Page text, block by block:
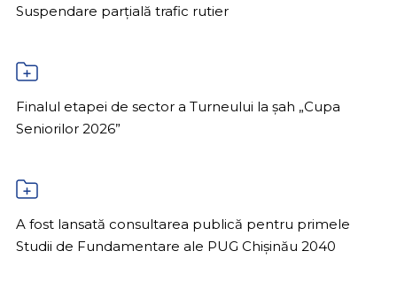
Suspendare parțială trafic rutier
Finalul etapei de sector a Turneului la șah „Cupa
Seniorilor 2026”
A fost lansată consultarea publică pentru primele
Studii de Fundamentare ale PUG Chișinău 2040